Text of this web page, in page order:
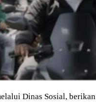
Dinas Sosial, berikan